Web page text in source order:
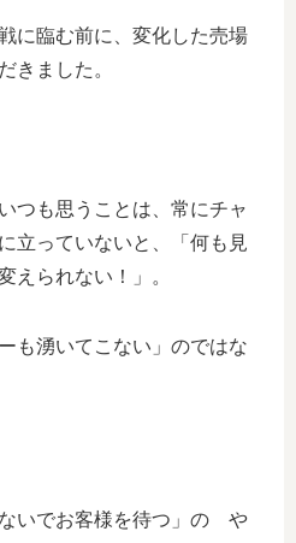
に臨む前に、変化した売場
きました。
つも思うことは、常にチャ
立っていないと、「何も見
えられない！」。
も湧いてこない」のではな
いでお客様を待つ」の や